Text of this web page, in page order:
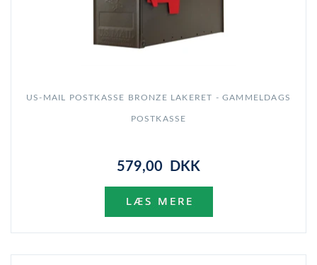
US-MAIL POSTKASSE BRONZE LAKERET - GAMMELDAGS
POSTKASSE
579,00 DKK